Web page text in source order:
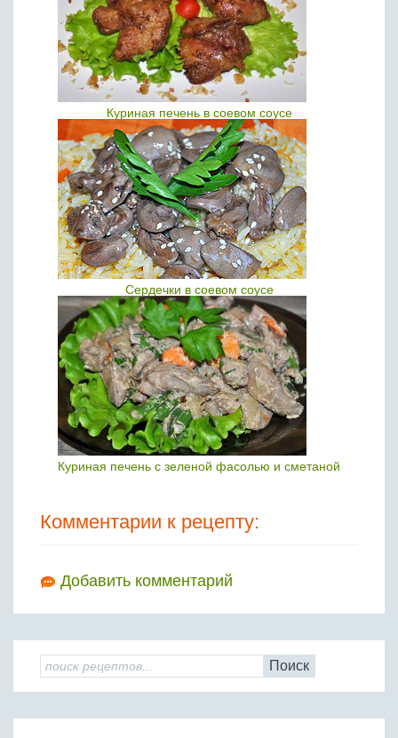
Куриная печень в соевом соусе
Сердечки в соевом соусе
Куриная печень с зеленой фасолью и сметаной
Комментарии к рецепту:
Добавить комментарий
Поиск